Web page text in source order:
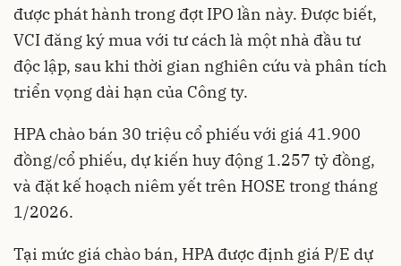
được phát hành trong đợt IPO lần này. Được biết,
VCI đăng ký mua với tư cách là một nhà đầu tư
độc lập, sau khi thời gian nghiên cứu và phân tích
triển vọng dài hạn của Công ty.
HPA chào bán 30 triệu cổ phiếu với giá 41.900
đồng/cổ phiếu, dự kiến huy động 1.257 tỷ đồng,
và đặt kế hoạch niêm yết trên HOSE trong tháng
1/2026.
Tại mức giá chào bán, HPA được định giá P/E dự